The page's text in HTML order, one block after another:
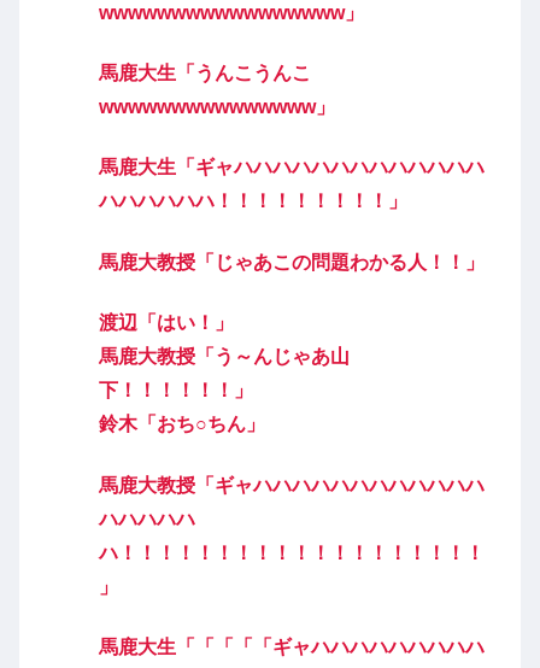
wwwwwwwwwwwwwwwww」
馬鹿大生「うんこうんこ
wwwwwwwwwwwwwww」
馬鹿大生「ギャハハハハハハハハハハハハハ
ハハハハハハ！！！！！！！！！」
馬鹿大教授「じゃあこの問題わかる人！！」
渡辺「はい！」
馬鹿大教授「う～んじゃあ山
下！！！！！！」
鈴木「おち○ちん」
馬鹿大教授「ギャハハハハハハハハハハハハ
ハハハハハ
ハ！！！！！！！！！！！！！！！！！！！
」
馬鹿大生「「「「「ギャハハハハハハハハハ